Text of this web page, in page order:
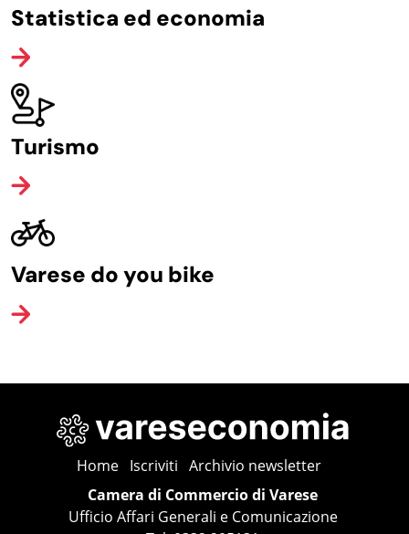
Statistica ed economia
Turismo
Varese do you bike
Home Iscriviti Archivio newsletter
Camera di Commercio di Varese
Ufficio Affari Generali e Comunicazione